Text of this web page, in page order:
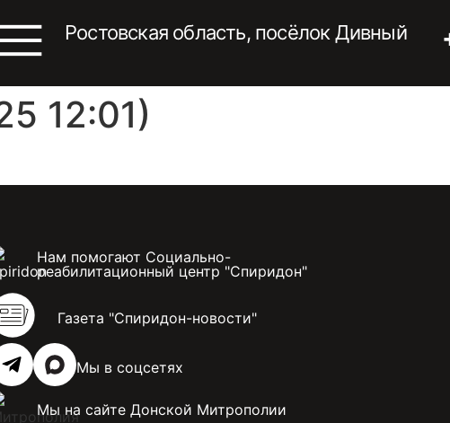
Ростовская область, посёлок Дивный
12:01)
Нам помогают Социально-
реабилитационный центр "Спиридон"
Газета "Спиридон-новости"
Мы в соцсетях
Мы на сайте Донской Митрополии